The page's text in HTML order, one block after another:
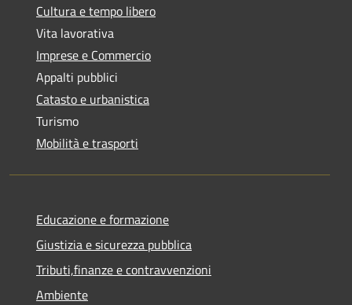
Cultura e tempo libero
Vita lavorativa
Imprese e Commercio
Appalti pubblici
Catasto e urbanistica
Turismo
Mobilità e trasporti
Educazione e formazione
Giustizia e sicurezza pubblica
Tributi,finanze e contravvenzioni
Ambiente